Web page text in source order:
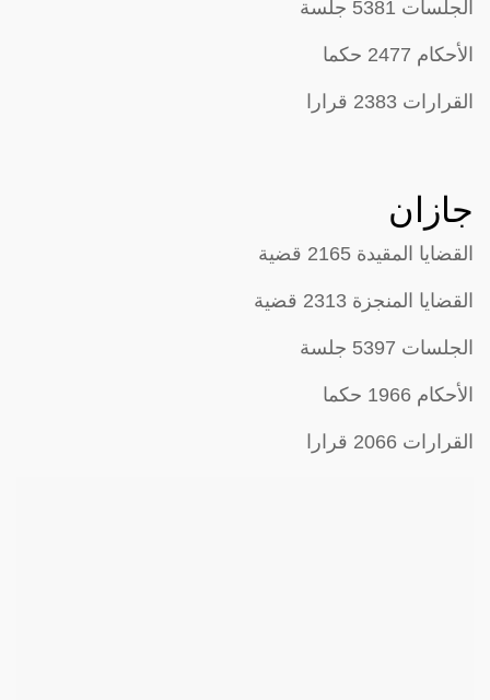
الجلسات 5381 جلسة
الأحكام 2477 حكما
القرارات 2383 قرارا
جازان
القضايا المقيدة 2165 قضية
القضايا المنجزة 2313 قضية
الجلسات 5397 جلسة
الأحكام 1966 حكما
القرارات 2066 قرارا